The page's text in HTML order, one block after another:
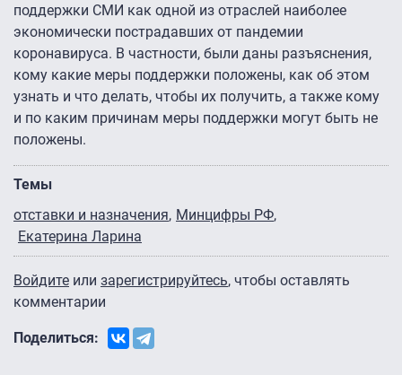
поддержки СМИ как одной из отраслей наиболее
экономически пострадавших от пандемии
коронавируса. В частности, были даны разъяснения,
кому какие меры поддержки положены, как об этом
узнать и что делать, чтобы их получить, а также кому
и по каким причинам меры поддержки могут быть не
положены.
Темы
отставки и назначения Минцифры РФ
Екатерина Ларина
Войдите или зарегистрируйтесь, чтобы оставлять
комментарии
Поделиться: